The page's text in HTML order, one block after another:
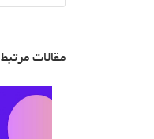
مقالات مرتبط